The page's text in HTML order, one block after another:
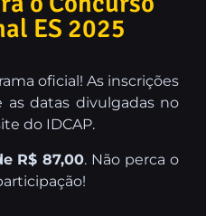
ES 2025
oficial! As inscrições
as datas divulgadas no
do IDCAP.
R$ 87,00. Não perca o